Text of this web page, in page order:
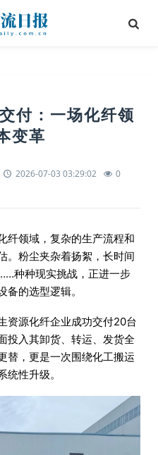
付：一场化纤领
变革
2026-07-03 03:29:02 0
纤领域，复杂的生产流程和
。粉尘夹杂着扬絮，长时间
种种现实挑战，正进一步
的选型逻辑。
资源化纤企业成功交付20台
投入其卸货、转运、发货全
替，更是一次围绕化工搬运
性升级。